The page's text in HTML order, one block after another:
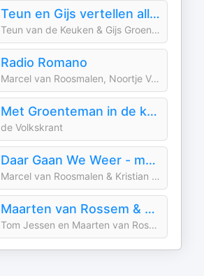
Teun en Gijs vertellen alles
Teun van de Keuken & Gijs Groenteman / Meer van dit
Radio Romano
Marcel van Roosmalen, Noortje Veldhuizen & Roelof de Vries
Met Groenteman in de kast
de Volkskrant
Daar Gaan We Weer - met Marcel van Roosmalen
Marcel van Roosmalen & Kristian Funke
Maarten van Rossem & Tom Jessen
Tom Jessen en Maarten van Rossem